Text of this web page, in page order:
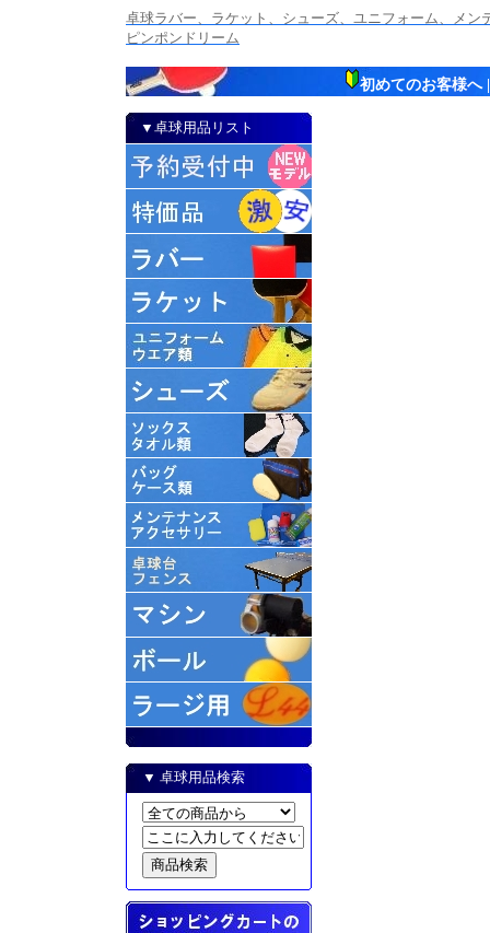
卓球ラバー、ラケット、シューズ、ユニフォーム、メ
ピンポンドリーム
初めてのお客様へ
▼卓球用品リスト
▼ 卓球用品検索